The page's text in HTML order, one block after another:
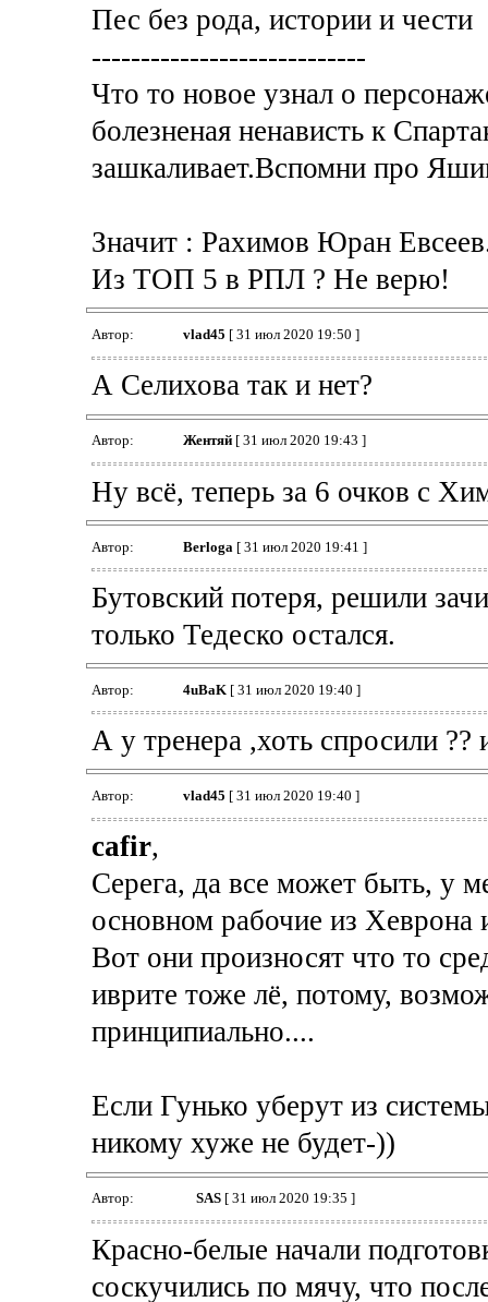
Пес без рода, истории и чести
----------------------------
Что то новое узнал о
болезненая ненависть к
зашкаливает.Вспомни про
Значит : Рахимов Юран
Из ТОП 5 в РПЛ ? Не верю!
Автор: vlad45 [ 31 июл 2020 19:50 ]
А Селихова так и нет?
Автор: Жентяй[ 31 июл 2020 19:43 ]
Ну всё, теперь за 6 очков с
Автор: Berloga [ 31 июл 2020 19:41 ]
Бутовский потеря, решили
только Тедеско остался.
Автор: 4uBaK[ 31 июл 2020 19:40 ]
А у тренера ,хоть спросили ??
Автор: vlad45 [ 31 июл 2020 19:40 ]
cafir,
Серега, да все может быть, у
основном рабочие из Хеврона
Вот они произносят что то
иврите тоже лё, потому,
принципиально....
Если Гунько уберут из
никому хуже не будет-))
Автор: SAS[ 31 июл 2020 19:35 ]
Красно-белые начали
соскучились по мячу, что